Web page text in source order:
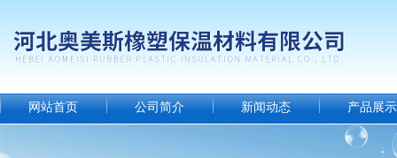
网站首页 公司简介 新闻动态 产品展示